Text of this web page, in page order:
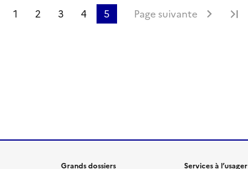
1 2 3 4 5 Page suivante
Grands dossiers
Services à l’usager